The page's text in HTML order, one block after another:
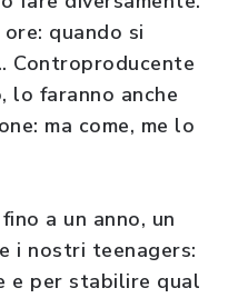
quando si
Controproducente
lo faranno anche
ma come, me lo
a un anno, un
i nostri teenagers:
e per stabilire qual